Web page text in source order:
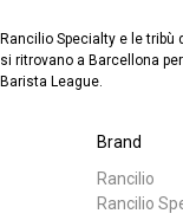
Rancilio Specialty e le tribù
si ritrovano a Barcellona
Barista League.
Brand
Rancilio
Rancilio